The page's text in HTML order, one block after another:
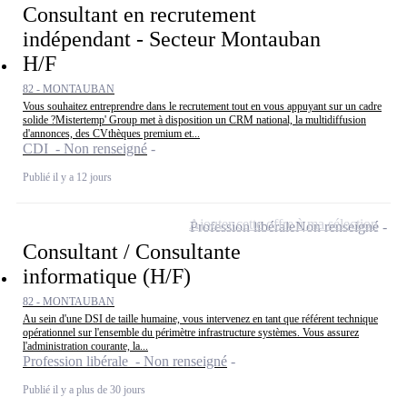
Consultant en recrutement
indépendant - Secteur Montauban
H/F
82 - MONTAUBAN
Vous souhaitez entreprendre dans le recrutement tout en vous appuyant sur un cadre
solide ?Mistertemp' Group met à disposition un CRM national, la multidiffusion
d'annonces, des CVthèques premium et...
CDI - Non renseigné
Publié il y a 12 jours
Consultant / Consultante
informatique (H/F)
82 - MONTAUBAN
Au sein d'une DSI de taille humaine, vous intervenez en tant que référent technique
opérationnel sur l'ensemble du périmètre infrastructure systèmes. Vous assurez
l'administration courante, la...
Profession libérale - Non renseigné
Publié il y a plus de 30 jours
Profession libéraleNon renseigné
Ajouter cette offre à ma sélection